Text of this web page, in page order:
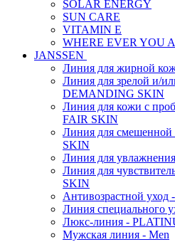
SOLAR ENERGY
SUN CARE
VITAMIN E
WHERE EVER YOU
JANSSEN
Линия для жирной
Линия для зрелой и/
DEMANDING SKIN
Линия для кожи с
FAIR SKIN
Линия для
SKIN
Линия для
Линия для
SKIN
Антивозрастной
Линия специального
Люкс-линия -
Мужская линия - Men